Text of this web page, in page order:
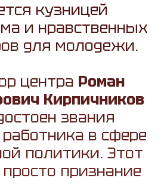
кузницей
и нравственных
для молодежи.
центра Роман
Кирпичников
звания
в сфере
политики. Этот
признание